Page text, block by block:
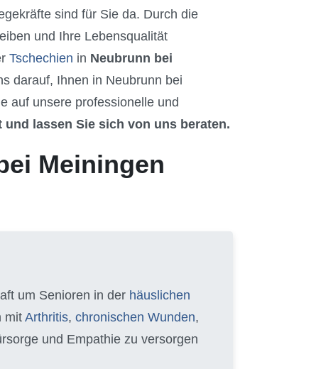
sind für Sie da. Durch die
und Ihre Lebensqualität
Tschechien in Neubrunn bei
darauf, Ihnen in Neubrunn bei
auf unsere professionelle und
lassen Sie sich von uns beraten.
Meiningen
um Senioren in der häuslichen
mit Arthritis, chronischen Wunden,
und Empathie zu versorgen